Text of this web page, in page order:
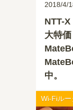
2018/4/
NTT-
大特
中。
Wi-Fiルー